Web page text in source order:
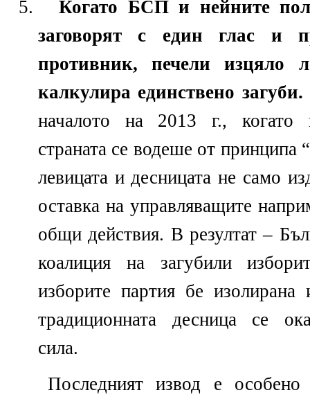
Когато БСП и нейните
заговорят с един глас и
противник, печели изцяло
калкулира единствено загуби.
началото на 2013 г., когато
страната се водеше от
левицата и десницата не само
оставка на управляващите
общи действия. В резултат –
коалиция на загубили
изборите партия бе
традиционната десница се
сила.
Последният извод е